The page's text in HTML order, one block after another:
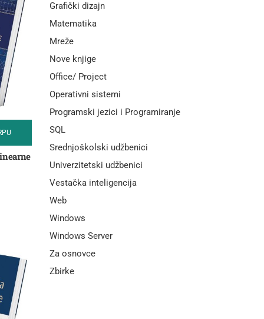
Grafički dizajn
Matematika
Mreže
Nove knjige
Office/ Project
Operativni sistemi
Programski jezici i Programiranje
SQL
Srednjoškolski udžbenici
Univerzitetski udžbenici
Vestačka inteligencija
Web
Windows
Windows Server
Za osnovce
Zbirke